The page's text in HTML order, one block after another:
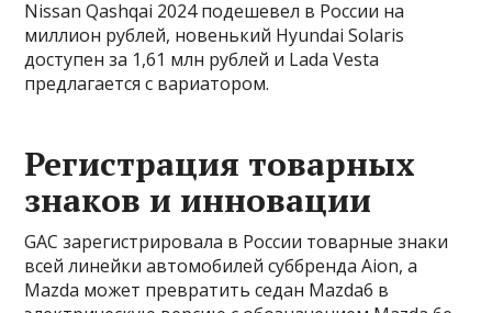
Nissan Qashqai 2024 подешевел в России на
миллион рублей, новенький Hyundai Solaris
доступен за 1,61 млн рублей и Lada Vesta
предлагается с вариатором.
Регистрация товарных
знаков и инновации
GAC зарегистрировала в России товарные знаки
всей линейки автомобилей суббренда Aion, а
Mazda может превратить седан Mazda6 в